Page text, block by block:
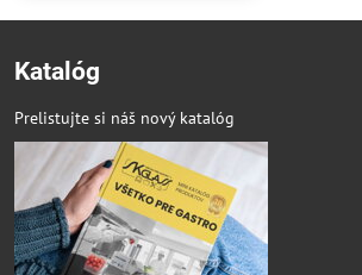
Katalóg
Prelistujte si náš nový katalóg